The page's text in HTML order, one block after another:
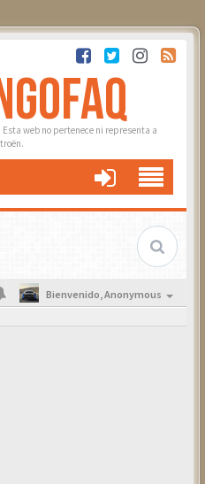
web no pertenece ni representa a
Bienvenido,Anonymous